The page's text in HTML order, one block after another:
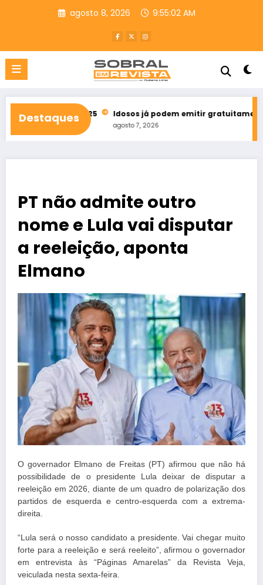
agosto 8, 2026 9:55:03 AM
Destaques
em 2025 Idosos já podem emitir gratuitamente
agosto 7, 2026
PT não admite outro
nome e Lula vai disputar
a reeleição, aponta
Elmano
O governador Elmano de Freitas (PT) afirmou que não há
possibilidade de o presidente Lula deixar de disputar a
reeleição em 2026, diante de um quadro de polarização dos
partidos de esquerda e centro-esquerda com a extrema-
direita.
“Lula será o nosso candidato a presidente. Vai chegar muito
forte para a reeleição e será reeleito”, afirmou o governador
em entrevista às “Páginas Amarelas” da Revista Veja,
veiculada nesta sexta-feira.